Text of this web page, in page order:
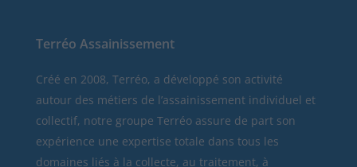
Terréo Assainissement
Créé en 2008, Terréo, a développé son activité
autour des métiers de l’assainissement individuel et
collectif, notre groupe Terréo assure de part son
expérience une expertise totale dans tous les
domaines liés à la collecte, au traitement, à